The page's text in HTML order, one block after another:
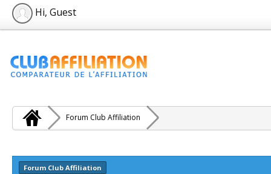
Hi, Guest
Forum Club Affiliation
Forum Club Affiliation